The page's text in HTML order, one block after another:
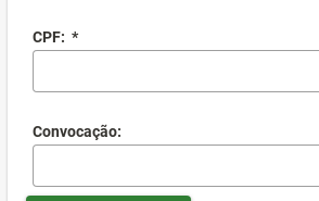
CPF: *
Convocação: